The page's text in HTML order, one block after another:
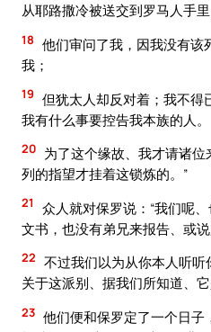
从耶路撒冷被送交到罗马人手里
18 他们审问了我，因我没有该
我；
19 但犹太人却反对着；我不得
我有什么事要控告我本族的人。
20 为了这个缘故、我才请诸
列的指望才挂着这锁炼的。”
21
众人就对保罗说：“我们呢
文书，也没有弟兄来报告、或说
22 不过我们以为从你本人听
关于这派别、据我们所知道、
23 他们便和保罗定了一个日